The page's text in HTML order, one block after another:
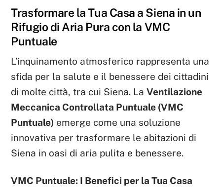
Trasformare la Tua Casa a Siena in un
Rifugio di Aria Pura con la VMC
Puntuale
L’inquinamento atmosferico rappresenta una
sfida per la salute e il benessere dei cittadini
di molte città, tra cui Siena. LaVentilazione
Meccanica Controllata Puntuale (VMC
Puntuale) emerge come una soluzione
innovativa per trasformare le abitazioni di
Siena in oasi di aria pulita e benessere.
VMC Puntuale: I Benefici per la Tua Casa